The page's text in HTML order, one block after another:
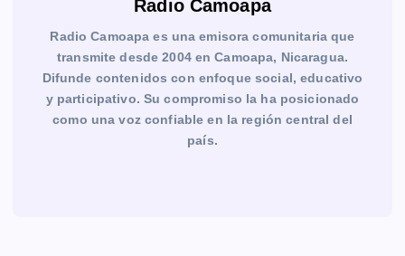
Radio Camoapa
Radio Camoapa es una emisora comunitaria que
transmite desde 2004 en Camoapa, Nicaragua.
Difunde contenidos con enfoque social, educativo
y participativo. Su compromiso la ha posicionado
como una voz confiable en la región central del
país.